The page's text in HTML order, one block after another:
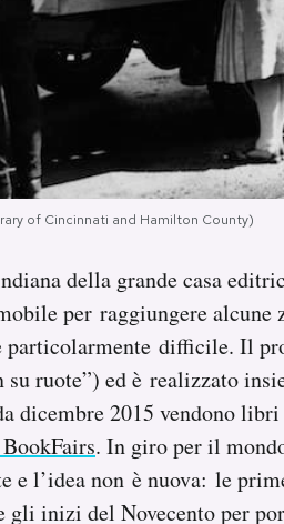
of Cincinnati and Hamilton County)
della grande casa
per raggiungere
particolarmente difficile. Il
su ruote”) ed è realizzato
dicembre 2015 vendono
. In giro per il
e l’idea non è nuova: le
gli inizi del Novecento per